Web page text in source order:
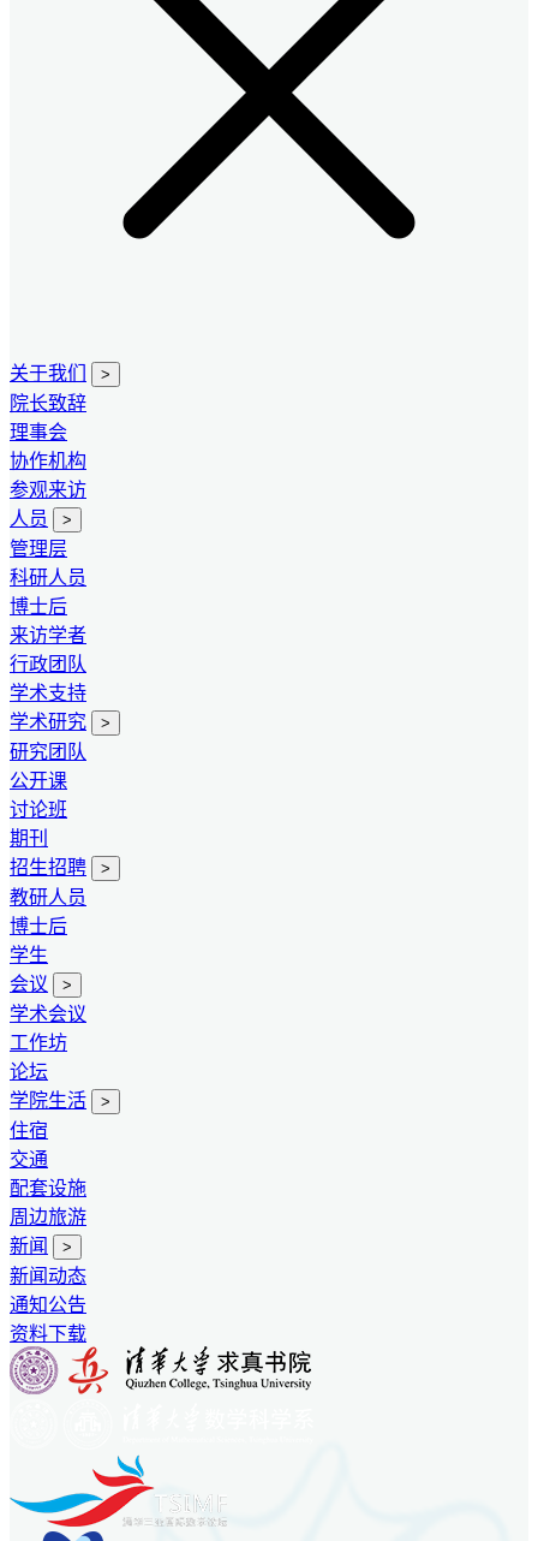
关于我们 >
院长致辞
理事会
协作机构
参观来访
人员
>
管理层
科研人员
博士后
来访学者
行政团队
学术支持
学术研究
>
研究团队
公开课
讨论班
期刊
招生招聘
>
教研人员
博士后
学生
会议
>
学术会议
工作坊
论坛
学院生活
>
住宿
交通
配套设施
周边旅游
新闻
>
新闻动态
通知公告
资料下载